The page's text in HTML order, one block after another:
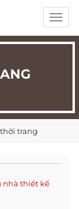
trang
nhà thiết kế